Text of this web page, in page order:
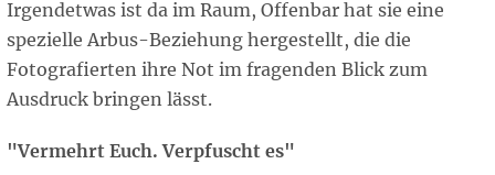
Irgendetwas ist da im Raum, Offenbar hat sie eine
spezielle Arbus-Beziehung hergestellt, die die
Fotografierten ihre Not im fragenden Blick zum
Ausdruck bringen lässt.
"Vermehrt Euch. Verpfuscht es"